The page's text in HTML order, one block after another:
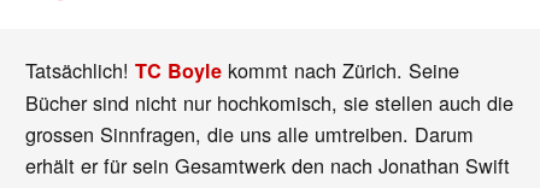
Tatsächlich!TC Boyle kommt nach Zürich. Seine
Bücher sind nicht nur hochkomisch, sie stellen auch die
grossen Sinnfragen, die uns alle umtreiben. Darum
erhält er für sein Gesamtwerk den nach Jonathan Swift